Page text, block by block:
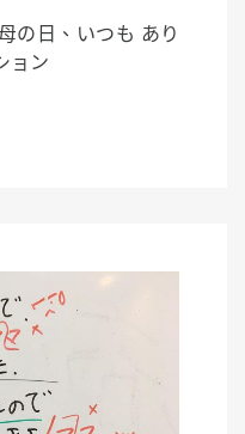
の日、いつも あり
ョン